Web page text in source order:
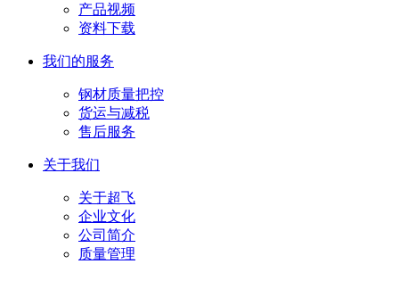
产品视频
资料下载
我们的服务
钢材质量把控
货运与减税
售后服务
关于我们
关于超飞
企业文化
公司简介
质量管理